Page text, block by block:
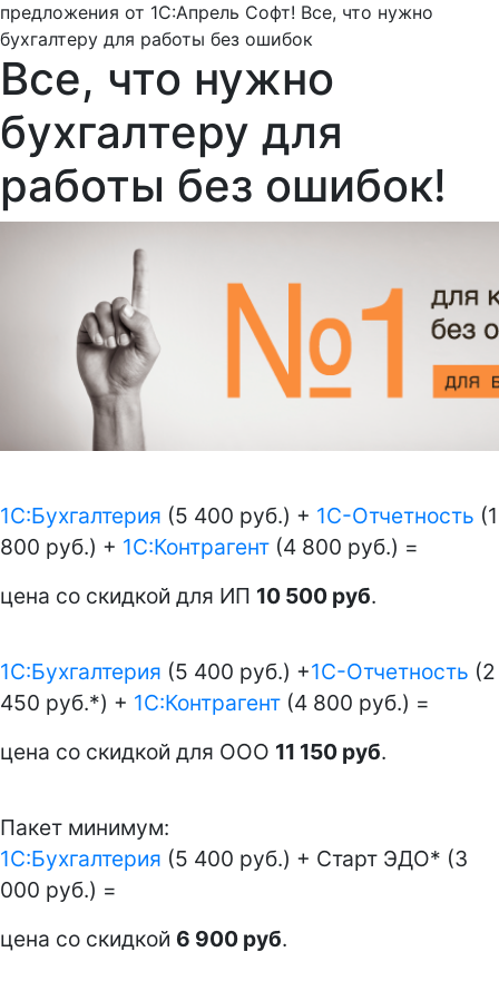
предложения от 1С:Апрель Софт! Все, что нужно
бухгалтеру для работы без ошибок
Все, что нужно
бухгалтеру для
работы без ошибок!
1С:Бухгалтерия (5 400 руб.) + 1С-Отчетность (1
800 руб.) + 1С:Контрагент (4 800 руб.) =
цена со скидкой для ИП 10 500 руб.
1С:Бухгалтерия (5 400 руб.) +1С-Отчетность (2
450 руб.*) + 1С:Контрагент (4 800 руб.) =
цена со скидкой для ООО 11 150 руб.
Пакет минимум:
1С:Бухгалтерия (5 400 руб.) + Старт ЭДО* (3
000 руб.) =
цена со скидкой 6 900 руб.